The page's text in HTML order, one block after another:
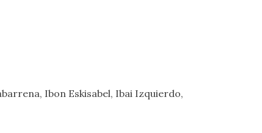
Ibon Eskisabel, Ibai Izquierdo,